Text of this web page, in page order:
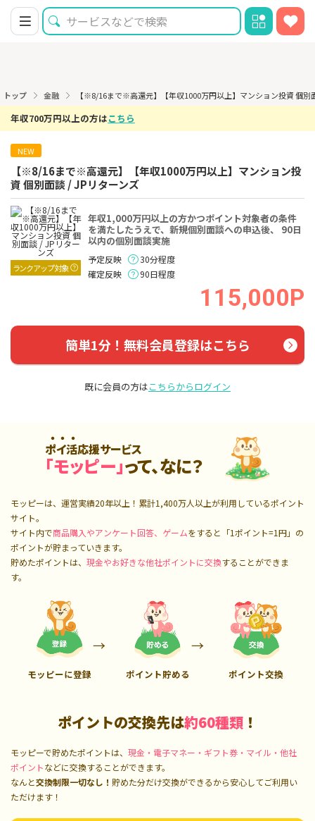
トップ 金融 【※8/16まで※高還元】【年収1000万円以上】マンション投資 個別
年収700万円以上の方はこちら
NEW
【※8/16まで※高還元】【年収1000万円以上】マンション投
資 個別面談 / JPリターンズ
ランクアップ対象
年収1,000万円以上の方かつポイント対象者の条件
を満たしたうえで、新規個別面談への申込後、 90日
以内の個別面談実施
予定反映
30分程度
確定反映
90日程度
115,000P
簡単1分！無料会員登録はこちら
既に会員の方はこちらからログイン
ポイ活応援サービス
「モッピー」って、なに？
モッピーは、運営実績20年以上！累計1,400万人以上が利用しているポイント
サイト。
サイト内で商品購入やアンケート回答、ゲームをすると「1ポイント=1円」の
ポイントが貯まっていきます。
貯めたポイントは、 現金やお好きな他社ポイントに交換することができま
す。
モッピーに登録 ポイント貯める ポイント交換
ポイントの交換先は約60種類 ！
モッピーで貯めたポイントは、 現金・電子マネー・ギフト券・マイル・他社
ポイントなどに交換することができます。
なんと交換制限一切なし！ 貯めた分だけ交換ができるから安心してご利用い
ただけます！